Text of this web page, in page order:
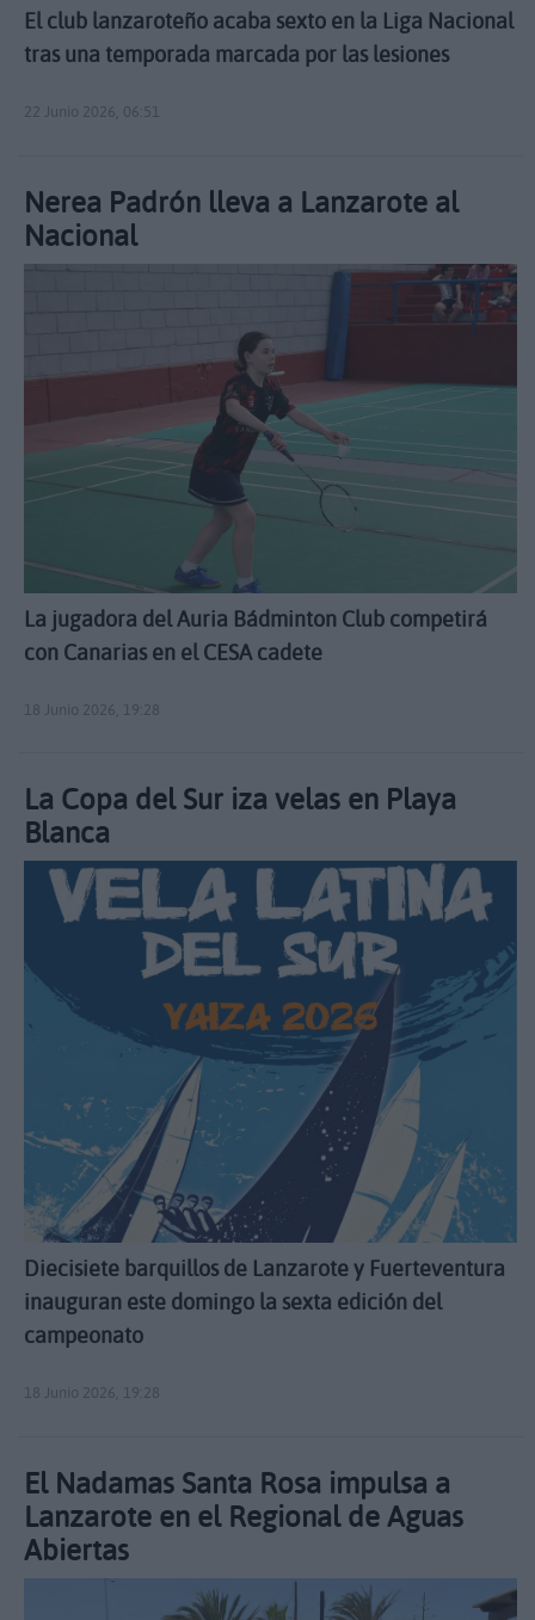
El club lanzaroteño acaba sexto en la Liga Nacional
tras una temporada marcada por las lesiones
22 Junio 2026, 06:51
Nerea Padrón lleva a Lanzarote al
Nacional
La jugadora del Auria Bádminton Club competirá
con Canarias en el CESA cadete
18 Junio 2026, 19:28
La Copa del Sur iza velas en Playa
Blanca
Diecisiete barquillos de Lanzarote y Fuerteventura
inauguran este domingo la sexta edición del
campeonato
18 Junio 2026, 19:28
El Nadamas Santa Rosa impulsa a
Lanzarote en el Regional de Aguas
Abiertas